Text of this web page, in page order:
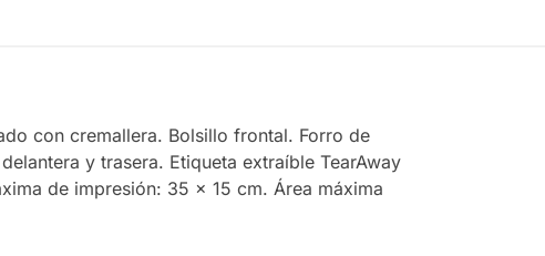
con cremallera. Bolsillo frontal. Forro de
y trasera. Etiqueta extraíble TearAway
de impresión: 35 x 15 cm. Área máxima